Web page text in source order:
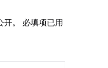
。
必填项已用